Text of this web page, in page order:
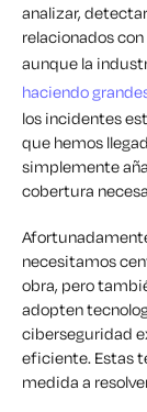
analizar,
relacionados
aunque la
haciendo
los incidentes
que hemos
simplemente
cobertura
necesitamos
obra, pero
adopten
ciberseguridad
eficiente. Estas
medida a